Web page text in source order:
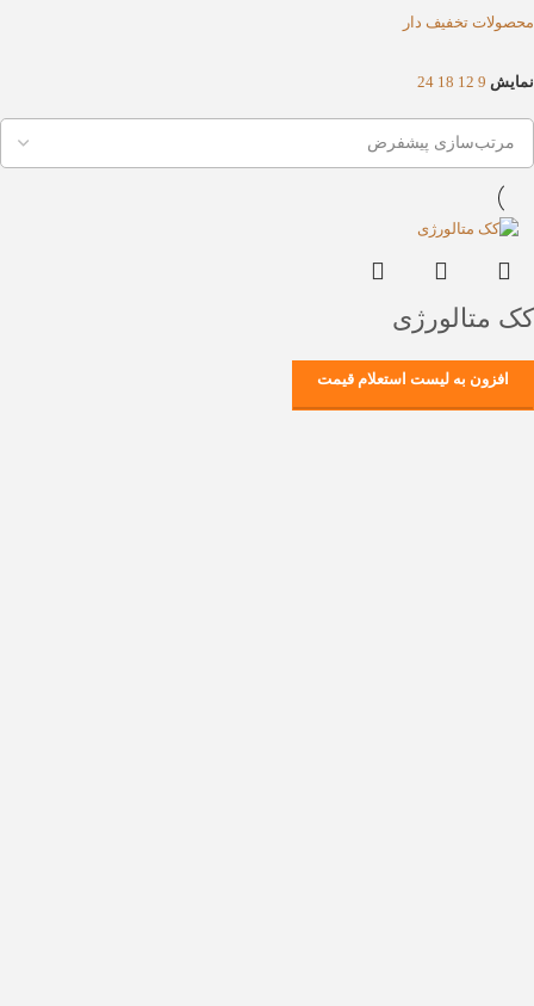
محصولات تخفیف دار
نمایش 9
12
18
24
کک متالورژی
افزون به لیست استعلام قیمت